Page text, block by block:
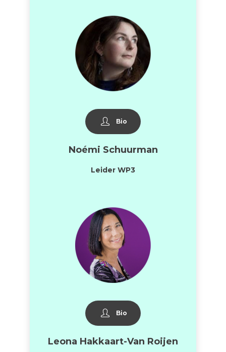
Bio
Noémi Schuurman
Leider WP3
Bio
Leona Hakkaart-Van Roijen